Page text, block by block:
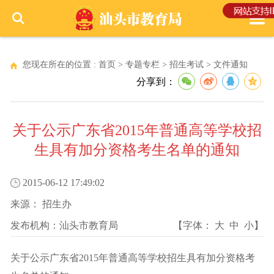
您现在所在的位置 : 首页 > 专题专栏 > 招生考试 > 文件通知
分享到：
关于公示广东省2015年普通高等学校招
生具有加分资格考生名单的通知
2015-06-12 17:49:02
来源： 招生办
发布机构： 汕头市教育局 【字体： 大 中 小】
关于公示广东省2015年普通高等学校招生具有加分资格考